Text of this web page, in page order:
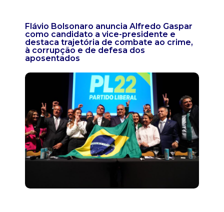
Flávio Bolsonaro anuncia Alfredo Gaspar
como candidato a vice-presidente e
destaca trajetória de combate ao crime,
à corrupção e de defesa dos
aposentados